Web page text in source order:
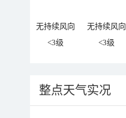
无持续风向 无持续风向
<3级
<3级
整点天气实况